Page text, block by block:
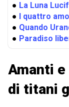
● La Luna
● I quattro
● Quando
● Paradiso
Amanti
di titani